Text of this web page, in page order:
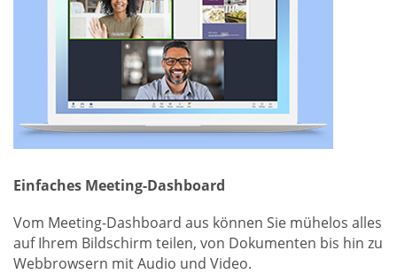
Einfaches Meeting-Dashboard
Vom Meeting-Dashboard aus können Sie mühelos alles
auf Ihrem Bildschirm teilen, von Dokumenten bis hin zu
Webbrowsern mit Audio und Video.